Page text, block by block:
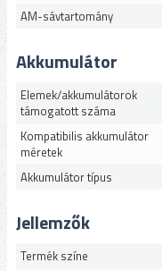
AM-sávtartomány
Akkumulátor
Elemek/akkumulátorok
támogatott száma
Kompatibilis akkumulátor
méretek
Akkumulátor típus
Jellemzők
Termék színe